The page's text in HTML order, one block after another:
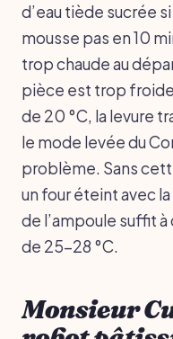
d’eau tiède sucrée
mousse pas en 10
trop chaude au
pièce est trop
de 20 °C, la levure
le mode levée du
problème. Sans
un four éteint avec
de l’ampoule suffit
de 25-28 °C.
Monsieur